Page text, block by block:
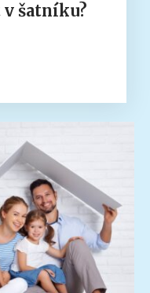
šatníku?